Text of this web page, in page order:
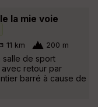
la mie voie
11 km 200 m
salle de sport
avec retour par
barré à cause de